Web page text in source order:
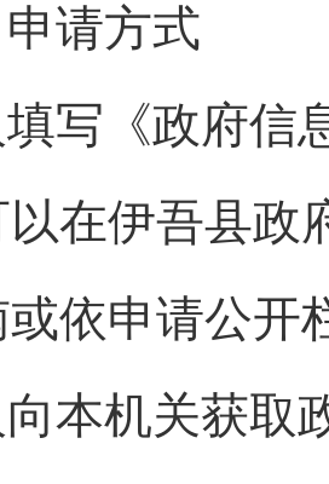
申请方式
写《政府信
在伊吾县政
依申请公开
本机关获取